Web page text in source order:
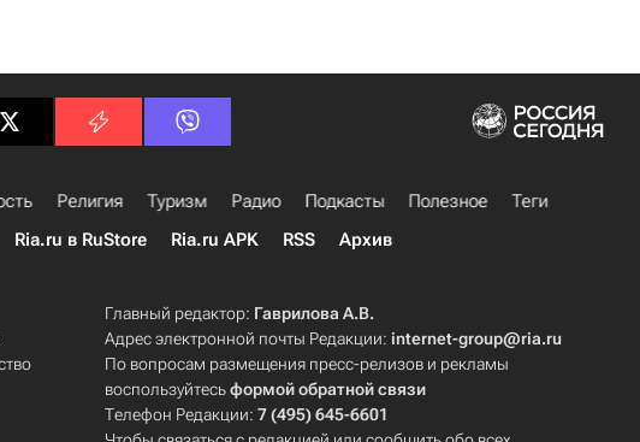
Религия Туризм Радио Подкасты Полезное
Теги
Ria.ru в RuStore Ria.ru APK RSS Архив
Главный редактор: Гаврилова А.В.
Адрес электронной почты Редакции:internet-group@ria.ru
По вопросам размещения пресс-релизов и рекламы
воспользуйтесьформой обратной связи
Телефон Редакции:7 (495) 645-6601